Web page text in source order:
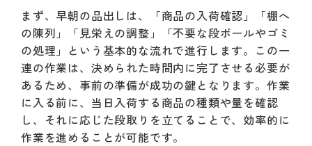
まず、早朝の品出しは、「商品の入荷確認」「棚へ
の陳列」「見栄えの調整」「不要な段ボールやゴミ
の処理」という基本的な流れで進行します。この一
連の作業は、決められた時間内に完了させる必要が
あるため、事前の準備が成功の鍵となります。作業
に入る前に、当日入荷する商品の種類や量を確認
し、それに応じた段取りを立てることで、効率的に
作業を進めることが可能です。